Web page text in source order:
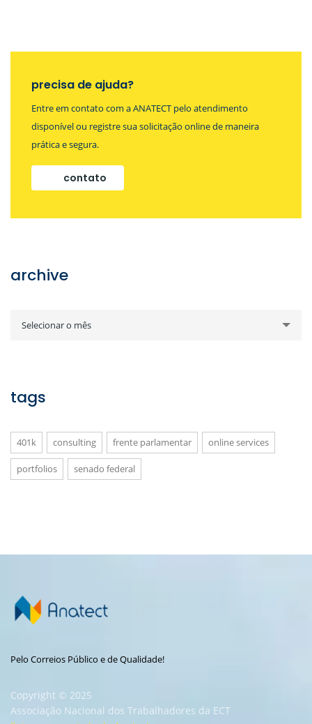
precisa de ajuda?
Entre em contato com a ANATECT pelo atendimento
disponível ou registre sua solicitação online de maneira
prática e segura.
contato
archive
Selecionar o mês
tags
401k consulting frente parlamentar online services
portfolios senado federal
Pelo Correios Público e de Qualidade!
Copyright © 2025
Associação Nacional dos Trabalhadores da ECT